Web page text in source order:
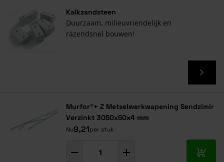
Kalkzandsteen
Duurzaam, milieuvriendelijk en
razendsnel bouwen!
Murfor®+ Z Metselwerkwapening Sendzimir
Verzinkt 3050x50x4 mm
Nu9,21per stuk
In